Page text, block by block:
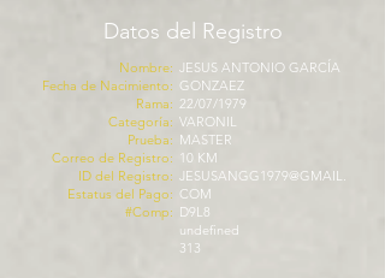
Datos del Registro
Nombre:
Fecha de Nacimiento:
Rama:
Categoría:
Prueba:
Correo de Registro:
ID del Registro:
Estatus del Pago:
#Comp:
JESUS ANTONIO GARCÍA
GONZAEZ
22/07/1979
VARONIL
MASTER
10 KM
JESUSANGG1979@GMAIL.
COM
D9L8
undefined
313